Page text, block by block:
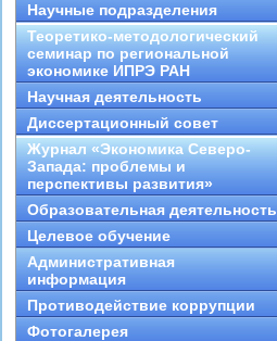
Научные подразделения
Теоретико-методологический
семинар по региональной
экономике ИПРЭ РАН
Научная деятельность
Диссертационный совет
Журнал «Экономика Северо-
Запада: проблемы и
перспективы развития»
Образовательная деятельность
Целевое обучение
Административная
информация
Противодействие коррупции
Фотогалерея